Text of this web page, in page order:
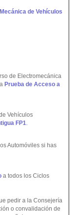
de Vehículos
de Electromecánica
Prueba de Acceso a
Vehículos
FP1.
Automóviles si has
a todos los Ciclos
pedir a la Consejería
o convalidación de